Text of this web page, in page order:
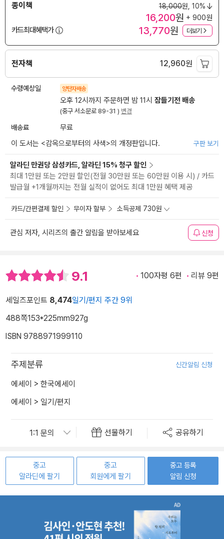
종이책 18,000원, 10%
16,200원 + 900원
카드최대혜택가
13,770원 더보기
전자책 12,960원
수령예상일 양탄자배송
오후 12시까지 주문하면 밤 11시 잠들기전 배송
(중구 서소문로 89-31 ) 변경
배송료
무료
이 도서는 <감옥으로부터의 사색>의 개정판입니다. 구판 보기
알라딘 만권당 삼성카드, 알라딘 15% 청구 할인
최대 1만원 또는 2만원 할인(전월 30만원 또는 60만원 이용 시) / 카드
발급월 +1개월까지는 전월 실적이 없어도 최대 1만원 혜택 제공
카드/간편결제 할인 무이자 할부 소득공제 730원
관심 저자, 시리즈의 출간 알림을 받아보세요 신청
9.1 100자평 6편 리뷰 9편
세일즈포인트 8,474일기/편지 주간 9위
488쪽153*225mm927g
ISBN 9788971999110
주제분류 신간알림 신청
에세이 > 한국에세이
에세이 > 일기/편지
선물하기 공유하기
중고
알라딘에 팔기
중고
회원에게 팔기
중고 등록
알림 신청